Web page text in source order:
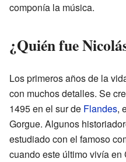
componía la música.
¿Quién fue
Los primeros años de la
con muchos detalles. Se
1495 en el sur de Flandes,
Gorgue. Algunos
estudiado con el famoso
cuando este último vivía